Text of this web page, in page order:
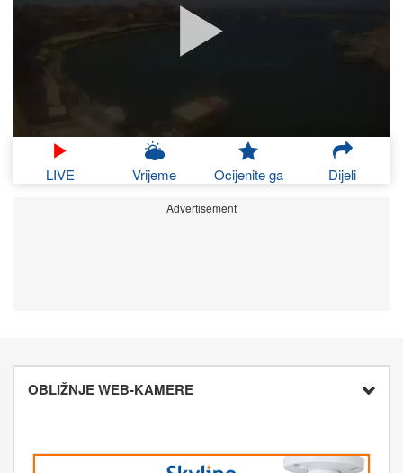
LIVE Vrijeme Ocijenite ga Dijeli
Advertisement
OBLIŽNJE WEB-KAMERE